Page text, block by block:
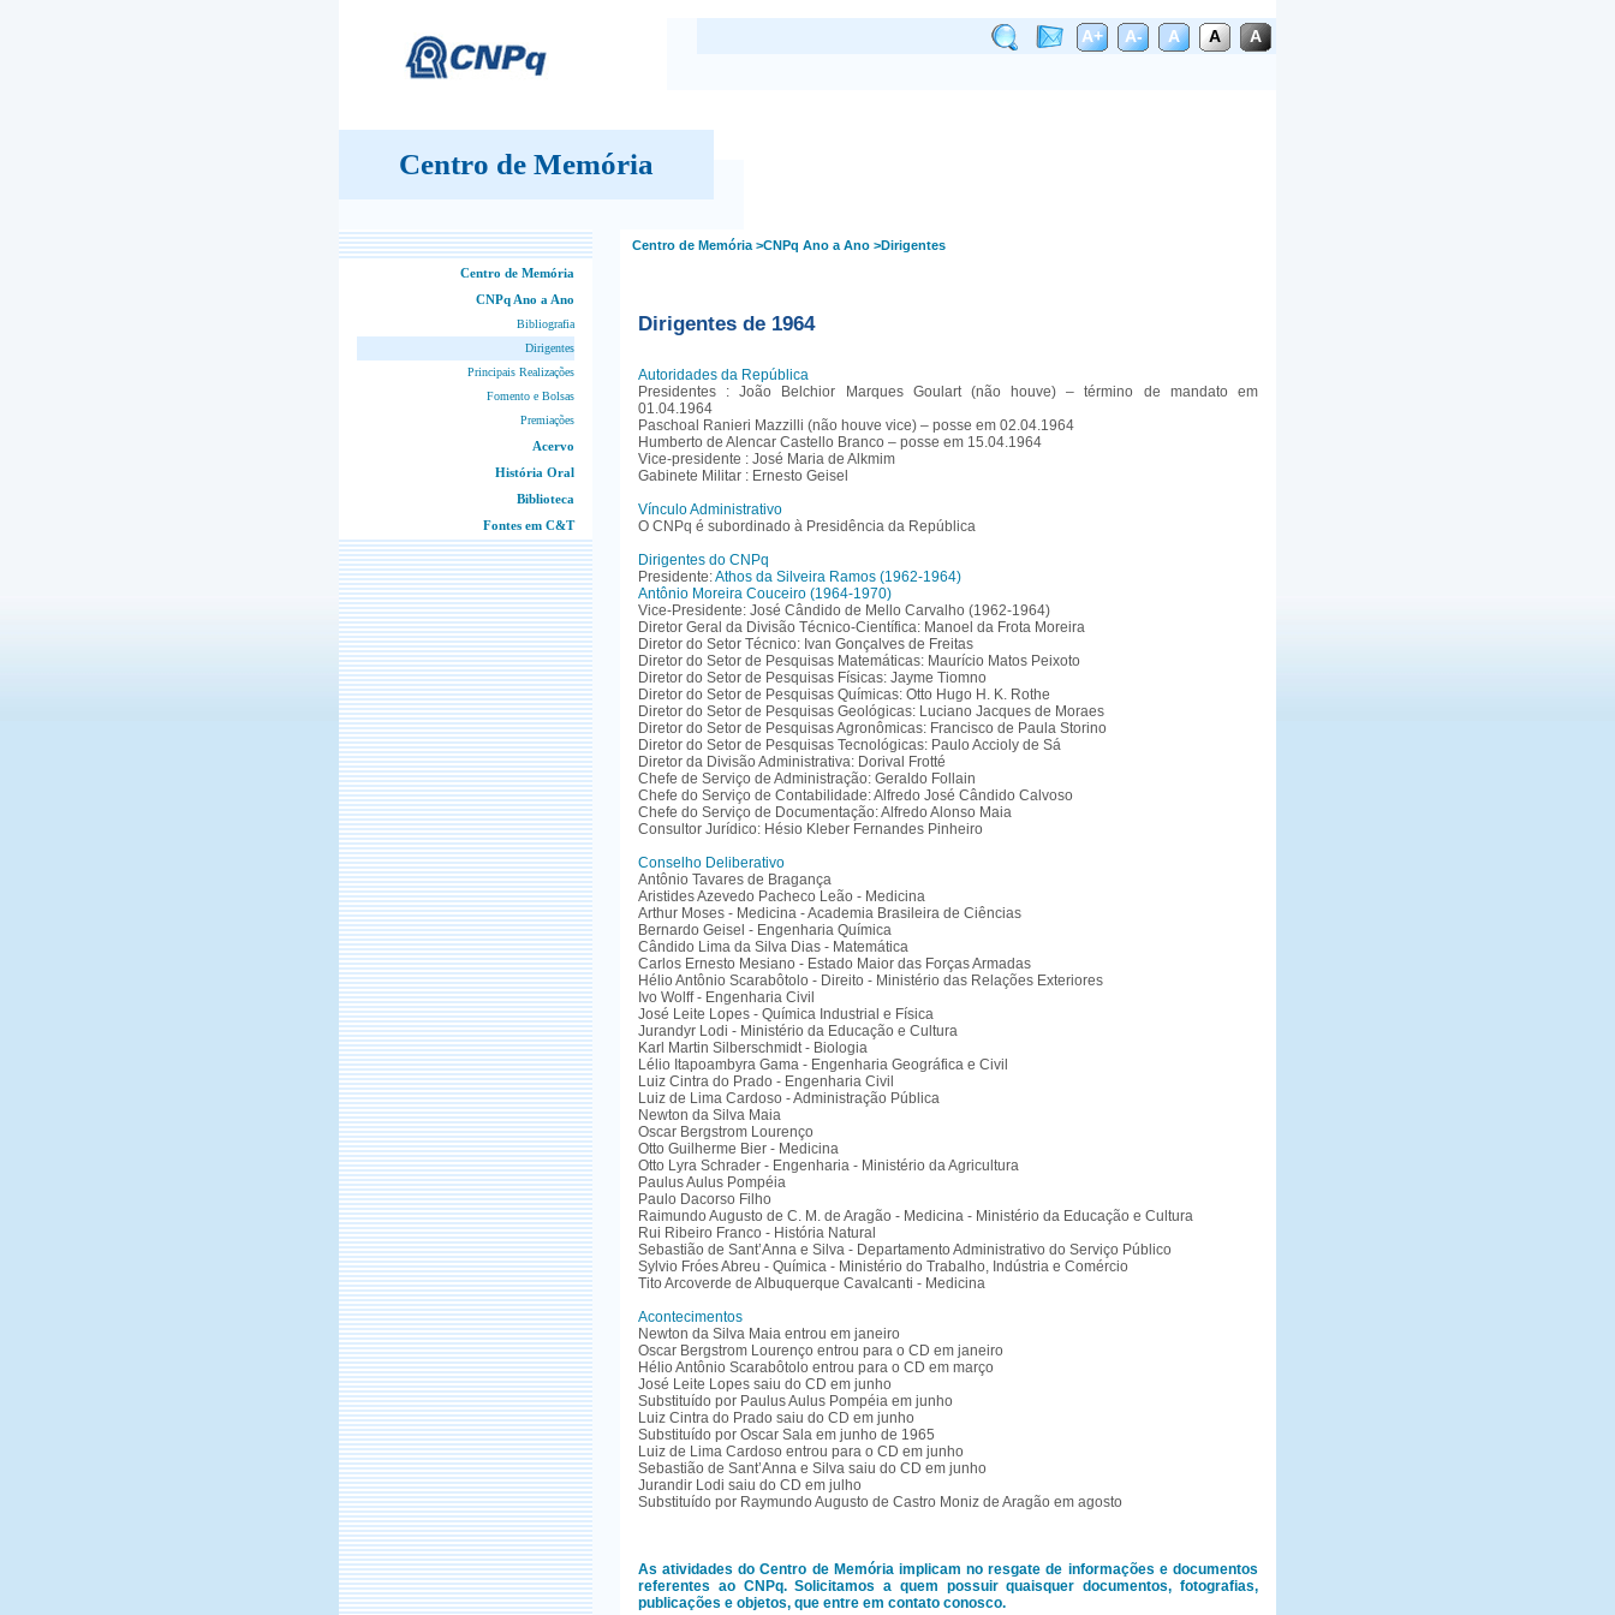
A
A
A
A-
A+
Centro de Memória
Centro de Memória
CNPq Ano a Ano
Bibliografia
Dirigentes
Principais Realizações
Fomento e Bolsas
Premiações
Acervo
História Oral
Biblioteca
Fontes em C&T
Centro de Memória >CNPq Ano a Ano >Dirigentes
Dirigentes de 1964
Autoridades da República
Presidentes : João Belchior Marques Goulart (não houve) – término de mandato em
01.04.1964
Paschoal Ranieri Mazzilli (não houve vice) – posse em 02.04.1964
Humberto de Alencar Castello Branco – posse em 15.04.1964
Vice-presidente : José Maria de Alkmim
Gabinete Militar : Ernesto Geisel
Vínculo Administrativo
O CNPq é subordinado à Presidência da República
Dirigentes do CNPq
Presidente:Athos da Silveira Ramos (1962-1964)
Antônio Moreira Couceiro (1964-1970)
Vice-Presidente: José Cândido de Mello Carvalho (1962-1964)
Diretor Geral da Divisão Técnico-Científica: Manoel da Frota Moreira
Diretor do Setor Técnico: Ivan Gonçalves de Freitas
Diretor do Setor de Pesquisas Matemáticas: Maurício Matos Peixoto
Diretor do Setor de Pesquisas Físicas: Jayme Tiomno
Diretor do Setor de Pesquisas Químicas: Otto Hugo H. K. Rothe
Diretor do Setor de Pesquisas Geológicas: Luciano Jacques de Moraes
Diretor do Setor de Pesquisas Agronômicas: Francisco de Paula Storino
Diretor do Setor de Pesquisas Tecnológicas: Paulo Accioly de Sá
Diretor da Divisão Administrativa: Dorival Frotté
Chefe de Serviço de Administração: Geraldo Follain
Chefe do Serviço de Contabilidade: Alfredo José Cândido Calvoso
Chefe do Serviço de Documentação: Alfredo Alonso Maia
Consultor Jurídico: Hésio Kleber Fernandes Pinheiro
Conselho Deliberativo
Antônio Tavares de Bragança
Aristides Azevedo Pacheco Leão - Medicina
Arthur Moses - Medicina - Academia Brasileira de Ciências
Bernardo Geisel - Engenharia Química
Cândido Lima da Silva Dias - Matemática
Carlos Ernesto Mesiano - Estado Maior das Forças Armadas
Hélio Antônio Scarabôtolo - Direito - Ministério das Relações Exteriores
Ivo Wolff - Engenharia Civil
José Leite Lopes - Química Industrial e Física
Jurandyr Lodi - Ministério da Educação e Cultura
Karl Martin Silberschmidt - Biologia
Lélio Itapoambyra Gama - Engenharia Geográfica e Civil
Luiz Cintra do Prado - Engenharia Civil
Luiz de Lima Cardoso - Administração Pública
Newton da Silva Maia
Oscar Bergstrom Lourenço
Otto Guilherme Bier - Medicina
Otto Lyra Schrader - Engenharia - Ministério da Agricultura
Paulus Aulus Pompéia
Paulo Dacorso Filho
Raimundo Augusto de C. M. de Aragão - Medicina - Ministério da Educação e Cultura
Rui Ribeiro Franco - História Natural
Sebastião de Sant’Anna e Silva - Departamento Administrativo do Serviço Público
Sylvio Fróes Abreu - Química - Ministério do Trabalho, Indústria e Comércio
Tito Arcoverde de Albuquerque Cavalcanti - Medicina
Acontecimentos
Newton da Silva Maia entrou em janeiro
Oscar Bergstrom Lourenço entrou para o CD em janeiro
Hélio Antônio Scarabôtolo entrou para o CD em março
José Leite Lopes saiu do CD em junho
Substituído por Paulus Aulus Pompéia em junho
Luiz Cintra do Prado saiu do CD em junho
Substituído por Oscar Sala em junho de 1965
Luiz de Lima Cardoso entrou para o CD em junho
Sebastião de Sant’Anna e Silva saiu do CD em junho
Jurandir Lodi saiu do CD em julho
Substituído por Raymundo Augusto de Castro Moniz de Aragão em agosto
As atividades do Centro de Memória implicam no resgate de informações e documentos
referentes ao CNPq. Solicitamos a quem possuir quaisquer documentos, fotografias,
publicações e objetos, que entre em contato conosco.